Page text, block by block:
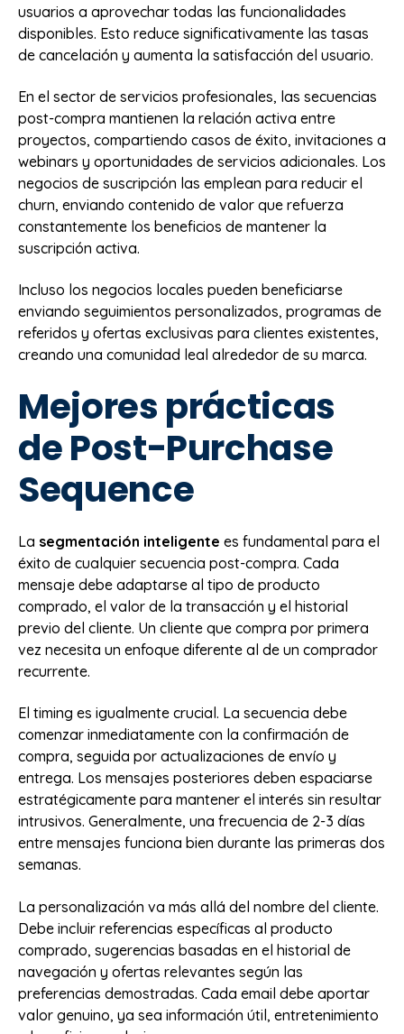
usuarios a aprovechar todas las funcionalidades
disponibles. Esto reduce significativamente las tasas
de cancelación y aumenta la satisfacción del usuario.
En el sector de servicios profesionales, las secuencias
post-compra mantienen la relación activa entre
proyectos, compartiendo casos de éxito, invitaciones a
webinars y oportunidades de servicios adicionales. Los
negocios de suscripción las emplean para reducir el
churn, enviando contenido de valor que refuerza
constantemente los beneficios de mantener la
suscripción activa.
Incluso los negocios locales pueden beneficiarse
enviando seguimientos personalizados, programas de
referidos y ofertas exclusivas para clientes existentes,
creando una comunidad leal alrededor de su marca.
Mejores prácticas
de Post-Purchase
Sequence
La segmentación inteligente es fundamental para el
éxito de cualquier secuencia post-compra. Cada
mensaje debe adaptarse al tipo de producto
comprado, el valor de la transacción y el historial
previo del cliente. Un cliente que compra por primera
vez necesita un enfoque diferente al de un comprador
recurrente.
El timing es igualmente crucial. La secuencia debe
comenzar inmediatamente con la confirmación de
compra, seguida por actualizaciones de envío y
entrega. Los mensajes posteriores deben espaciarse
estratégicamente para mantener el interés sin resultar
intrusivos. Generalmente, una frecuencia de 2-3 días
entre mensajes funciona bien durante las primeras dos
semanas.
La personalización va más allá del nombre del cliente.
Debe incluir referencias específicas al producto
comprado, sugerencias basadas en el historial de
navegación y ofertas relevantes según las
preferencias demostradas. Cada email debe aportar
valor genuino, ya sea información útil, entretenimiento